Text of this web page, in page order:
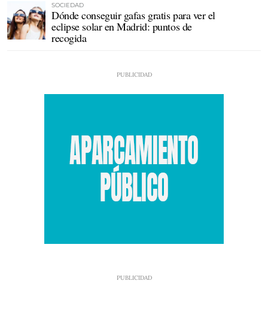
SOCIEDAD
Dónde conseguir gafas gratis para ver el
eclipse solar en Madrid: puntos de
recogida